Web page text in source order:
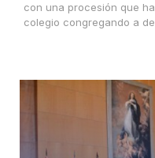
con una procesión que
colegio congregando a